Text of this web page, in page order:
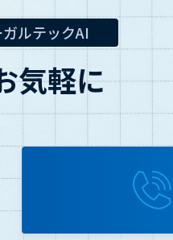
ルテックAI
気軽に